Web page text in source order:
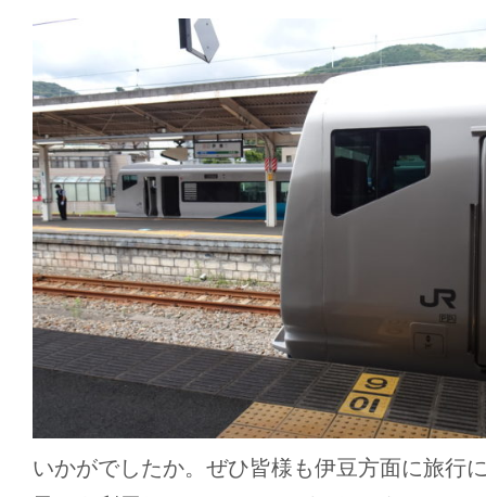
いかがでしたか。ぜひ皆様も伊豆方面に旅行